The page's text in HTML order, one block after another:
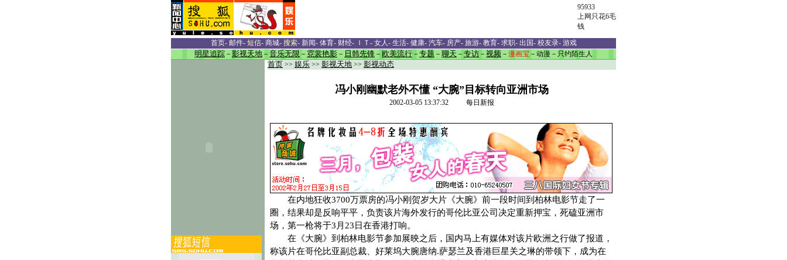
95933
上网只花6毛
钱
首页- 邮件- 短信- 商城- 搜索- 新闻- 体育- 财经- ＩＴ - 女人- 生活- 健康- 汽车- 房产- 旅游- 教育- 求职- 出国- 校友录- 游戏
明星追踪 － 影视天地 － 音乐无限 － 霓裳艳影 － 日韩先锋 － 欧美流行 － 专题 － 聊天 － 专访 － 视频 － 漫画宝 － 动漫 － 只约陌生人
首页 >> 娱乐 >> 影视天地 >> 影视动态
冯小刚幽默老外不懂 “大腕”目标转向亚洲市场
2002-03-05 13:37:32 每日新报
在内地狂收3700万票房的冯小刚贺岁大片《大腕》前一段时间到柏林电影节走了一
圈，结果却是反响平平，负责该片海外发行的哥伦比亚公司决定重新押宝，死磕亚洲市
场，第一枪将于3月23日在香港打响。
在《大腕》到柏林电影节参加展映之后，国内马上有媒体对该片欧洲之行做了报道，
称该片在哥伦比亚副总裁、好莱坞大腕唐纳.萨瑟兰及香港巨星关之琳的带领下，成为在